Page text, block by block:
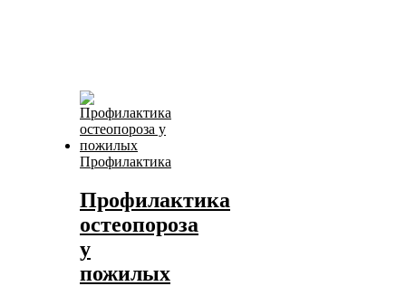
Профилактика
Профилактика
остеопороза
у
пожилых